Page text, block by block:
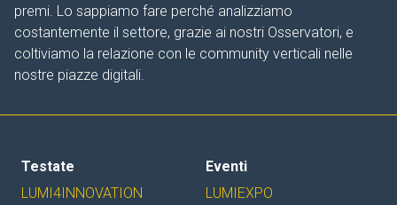
premi. Lo sappiamo fare perché analizziamo
costantemente il settore, grazie ai nostri Osservatori, e
coltiviamo la relazione con le community verticali nelle
nostre piazze digitali.
Testate
LUMI4INNOVATION
Eventi
LUMIEXPO